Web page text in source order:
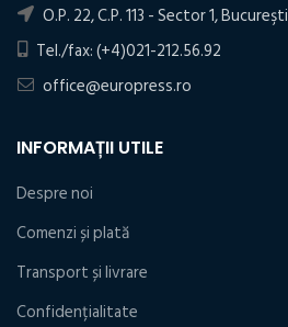
O.P. 22, C.P. 113 - Sector 1, Bucureşti
Tel./fax: (+4)021-212.56.92
office@europress.ro
INFORMAȚII UTILE
Despre noi
Comenzi și plată
Transport și livrare
Confidențialitate